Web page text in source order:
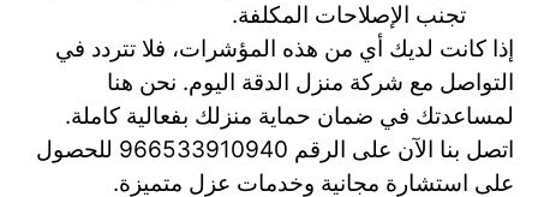
تجنب الإصلاحات المكلفة.
إذا كانت لديك أي من هذه المؤشرات، فلا تتردد في
التواصل مع شركة منزل الدقة اليوم. نحن هنا
لمساعدتك في ضمان حماية منزلك بفعالية كاملة.
اتصل بنا الآن على الرقم 966533910940 للحصول
على استشارة مجانية وخدمات عزل متميزة.